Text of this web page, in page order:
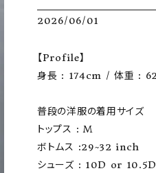
アーツアンドクラフツ
2026/06/01
【Profile】
身長 : 174cm / 体重 :
普段の洋服の着用サイズ
トップス : M
ボトムス :29~32 inch
シューズ : 10D or 10.5D